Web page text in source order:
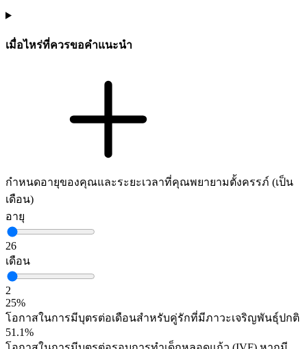
เมื่อไหร่ที่ควรขอคำแนะนำ
กำหนดอายุของคุณและระยะเวลาที่คุณพยายามตั้งครรภ์ (เป็น
เดือน)
อายุ
26
เดือน
2
25%
โอกาสในการมีบุตรต่อเดือนสำหรับคู่รักที่มีภาวะเจริญพันธุ์ปกติ
51.1%